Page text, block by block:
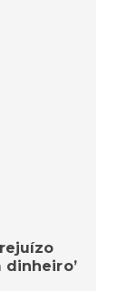
dinheiro’